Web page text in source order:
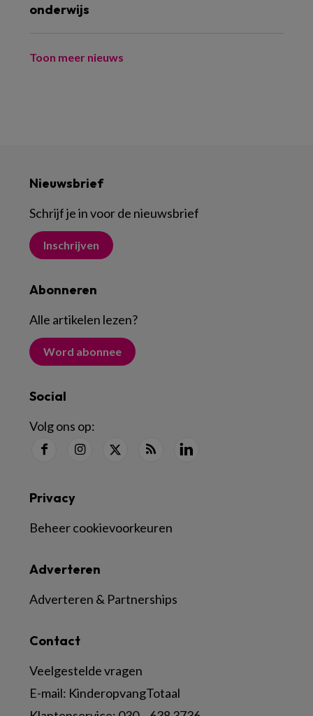
onderwijs
Toon meer nieuws
Nieuwsbrief
Schrijf je in voor de nieuwsbrief
Inschrijven
Abonneren
Alle artikelen lezen?
Word abonnee
Social
Volg ons op:
Contact
Veelgestelde vragen
E-mail: KinderopvangTotaal
Adverteren
Adverteren & Partnerships
Privacy
Beheer cookievoorkeuren